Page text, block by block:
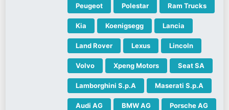
Peugeot Polestar Ram Trucks
Kia Koenigsegg Lancia
Land Rover Lexus Lincoln
Volvo Xpeng Motors Seat SA
Lamborghini S.p.A Maserati S.p.A
Audi AG BMW AG Porsche AG